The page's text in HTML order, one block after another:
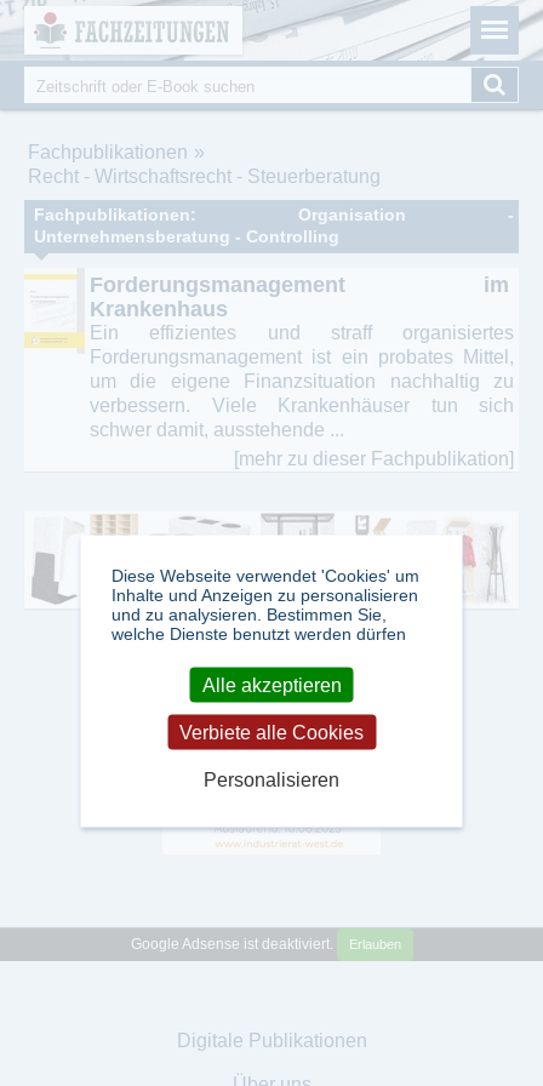
Fachzeitungen.de - Das unabhängige Portal für
Fachmagazine Fachpublikationen & eBooks
Suchformular
Suche
Fachpublikationen
Recht - Wirtschaftsrecht - Steuerberatung
Fachpublikationen: Organisation -
Unternehmensberatung - Controlling
Forderungsmanagement im
Krankenhaus
Ein effizientes und straff organisiertes
Forderungsmanagement ist ein probates Mittel,
um die eigene Finanzsituation nachhaltig zu
verbessern. Viele Krankenhäuser tun sich
schwer damit, ausstehende ...
[mehr zu dieser Fachpublikation]
Google Adsense ist deaktiviert. Erlauben
Digitale Publikationen
Cookie-Einstellungen
Diese Webseite verwendet 'Cookies' um
Inhalte und Anzeigen zu personalisieren
und zu analysieren. Bestimmen Sie,
welche Dienste benutzt werden dürfen
Alle akzeptieren
Verbiete alle Cookies
Personalisieren